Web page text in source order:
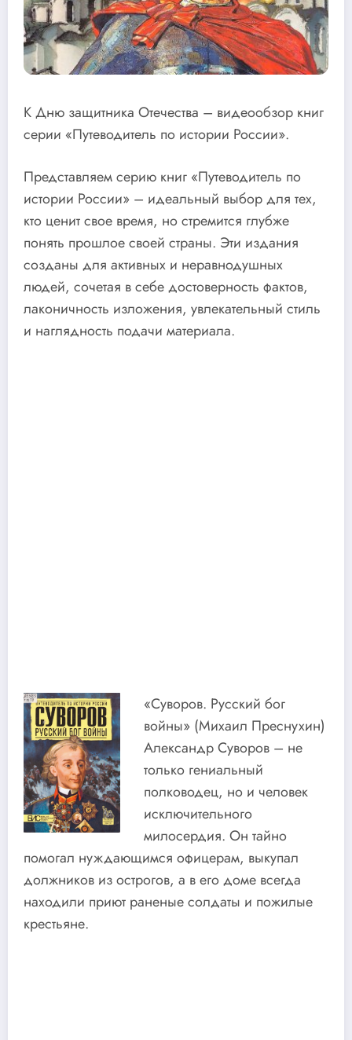
К Дню защитника Отечества – видеообзор книг
серии «Путеводитель по истории России».
Представляем серию книг «Путеводитель по
истории России» – идеальный выбор для тех,
кто ценит свое время, но стремится глубже
понять прошлое своей страны. Эти издания
созданы для активных и неравнодушных
людей, сочетая в себе достоверность фактов,
лаконичность изложения, увлекательный стиль
и наглядность подачи материала.
«Суворов. Русский бог
войны» (Михаил Преснухин)
Александр Суворов – не
только гениальный
полководец, но и человек
исключительного
милосердия. Он тайно
помогал нуждающимся офицерам, выкупал
должников из острогов, а в его доме всегда
находили приют раненые солдаты и пожилые
крестьяне.